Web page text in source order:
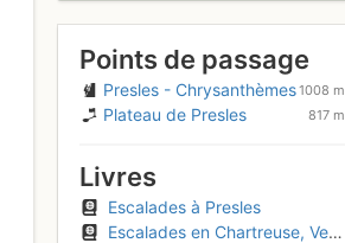
Points de passage
Presles - Chrysanthèmes1008 m
Plateau de Presles 817 m
Livres
Escalades à Presles
Escalades en Chartreuse, Vercors et Diois - I - Vercors Ouest et Vercors Nord